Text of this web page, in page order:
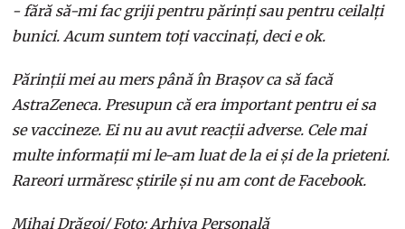
- fără să-mi fac griji pentru părinți sau pentru ceilalți
bunici. Acum suntem toți vaccinați, deci e ok.
Părinții mei au mers până în Brașov ca să facă
AstraZeneca. Presupun că era important pentru ei sa
se vaccineze. Ei nu au avut reacții adverse. Cele mai
multe informații mi le-am luat de la ei și de la prieteni.
Rareori urmăresc știrile și nu am cont de Facebook.
Mihai Drăgoi/ Foto: Arhiva Personală